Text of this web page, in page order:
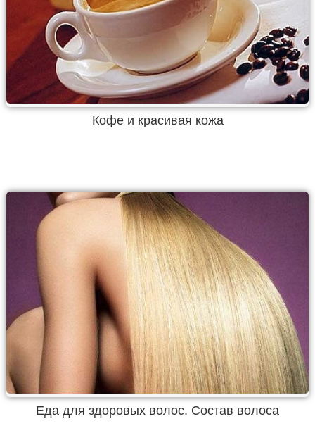
Кофе и красивая кожа
Еда для здоровых волос. Состав волоса